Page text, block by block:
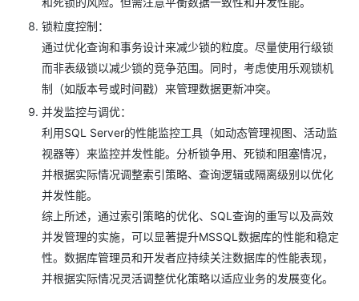
锁粒度控制：
通过优化查询和事务设计来减少锁的粒度。尽量使用行级锁
而非表级锁以减少锁的竞争范围。同时，考虑使用乐观锁机
制（如版本号或时间戳）来管理数据更新冲突。
并发监控与调优：
利用SQL Server的性能监控工具（如动态管理视图、活动监
视器等）来监控并发性能。分析锁争用、死锁和阻塞情况，
并根据实际情况调整索引策略、查询逻辑或隔离级别以优化
并发性能。
综上所述，通过索引策略的优化、SQL查询的重写以及高效
并发管理的实施，可以显著提升MSSQL数据库的性能和稳定
性。数据库管理员和开发者应持续关注数据库的性能表现，
并根据实际情况灵活调整优化策略以适应业务的发展变化。